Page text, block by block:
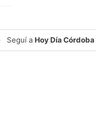
Seguí a Hoy Día Córdoba